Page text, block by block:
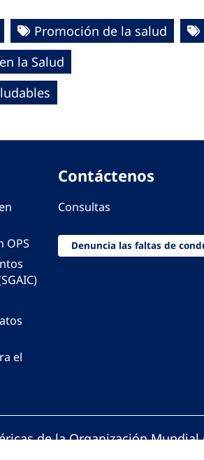
Promoción de la salud
la Salud
OPS
el
Contáctenos
Consultas
Denuncia las faltas de
de la Organización Mundial